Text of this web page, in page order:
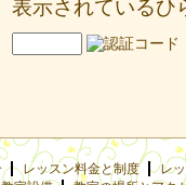
表示されているひ
レッスン料金と制度
レ